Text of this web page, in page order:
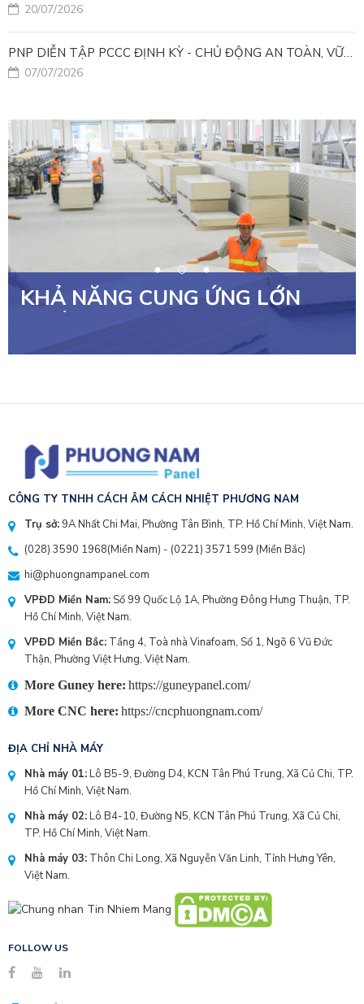
20/07/2026
PNP DIỄN TẬP PCCC ĐỊNH KỲ - CHỦ ĐỘNG AN TOÀN, VỮNG VÀNG VẬN HÀNH
07/07/2026
KHẢ NĂNG CUNG ỨNG LỚN
CÔNG TY TNHH CÁCH ÂM CÁCH NHIỆT PHƯƠNG NAM
Trụ sở: 9A Nhất Chi Mai, Phường Tân Bình, TP. Hồ Chí Minh, Việt Nam.
(028) 3590 1968(Miền Nam) - (0221) 3571 599 (Miền Bắc)
hi@phuongnampanel.com
VPĐD Miền Nam:Số 99 Quốc Lộ 1A, Phường Đông Hưng Thuận, TP.
Hồ Chí Minh, Việt Nam.
VPĐD Miền Bắc: Tầng 4, Toà nhà Vinafoam, Số 1, Ngõ 6 Vũ Đức
Thận, Phường Việt Hưng, Việt Nam.
More Guney here: https://guneypanel.com/
More CNC here: https://cncphuongnam.com/
ĐỊA CHỈ NHÀ MÁY
Nhà máy 01:Lô B5-9, Đường D4, KCN Tân Phú Trung, Xã Củ Chi, TP.
Hồ Chí Minh, Việt Nam.
Nhà máy 02:Lô B4-10, Đường N5, KCN Tân Phú Trung, Xã Củ Chi,
TP. Hồ Chí Minh, Việt Nam.
Nhà máy 03: Thôn Chi Long, Xã Nguyễn Văn Linh, Tỉnh Hưng Yên,
Việt Nam.
FOLLOW US